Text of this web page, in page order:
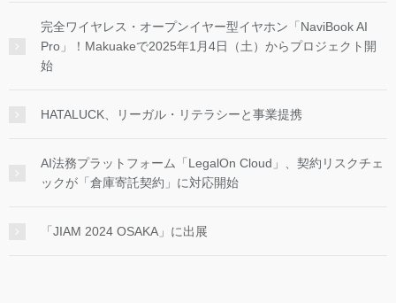
完全ワイヤレス・オープンイヤー型イヤホン「NaviBook AI
Pro」！Makuakeで2025年1月4日（土）からプロジェクト開
始
HATALUCK、リーガル・リテラシーと事業提携
AI法務プラットフォーム「LegalOn Cloud」、契約リスクチェ
ックが「倉庫寄託契約」に対応開始
「JIAM 2024 OSAKA」に出展